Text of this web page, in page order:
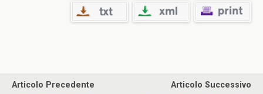
Articolo Precedente
Articolo Successivo